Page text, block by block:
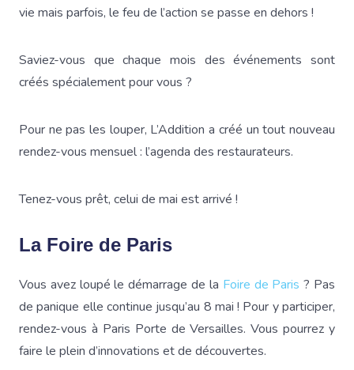
vie mais parfois, le feu de l’action se passe en dehors !
Saviez-vous que chaque mois des événements sont
créés spécialement pour vous ?
Pour ne pas les louper, L’Addition a créé un tout nouveau
rendez-vous mensuel : l’agenda des restaurateurs.
Tenez-vous prêt, celui de mai est arrivé !
La Foire de Paris
Vous avez loupé le démarrage de la Foire de Paris ? Pas
de panique elle continue jusqu’au 8 mai ! Pour y participer,
rendez-vous à Paris Porte de Versailles. Vous pourrez y
faire le plein d’innovations et de découvertes.